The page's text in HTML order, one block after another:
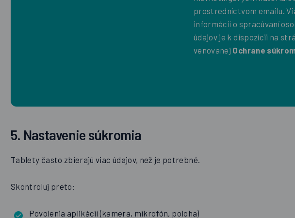
prostredníctvom emailu.
informácií o spracúvaní
údajov je k dispozícii na
venovanej Ochrane
5. Nastavenie súkromia
Tablety často zbierajú viac údajov, než je potrebné.
Skontroluj preto:
Povolenia aplikácií (kamera, mikrofón, poloha)